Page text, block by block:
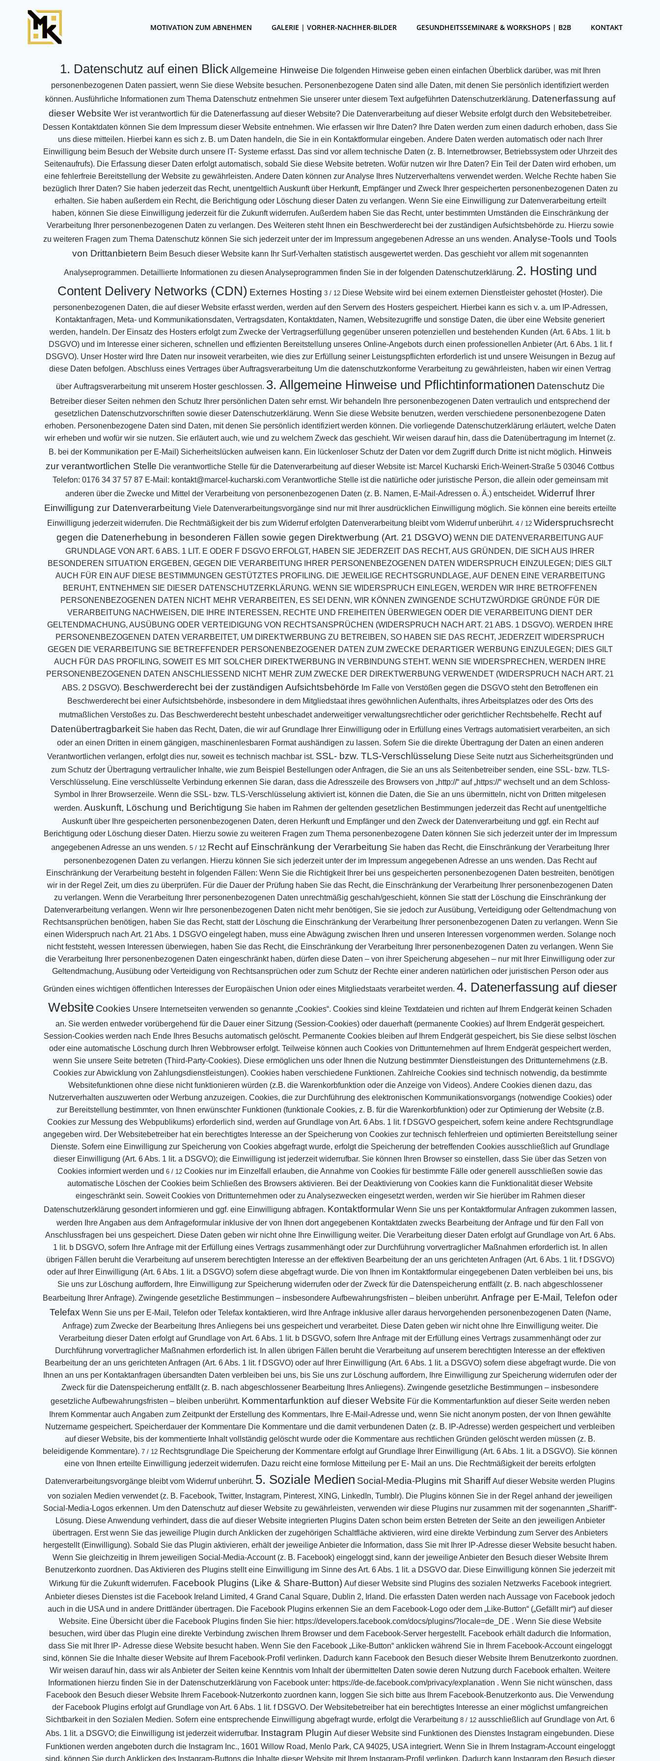
MOTIVATION ZUM ABNEHMEN GALERIE | VORHER-NACHHER-BILDER GESUNDHEITSSEMINARE & WORKSHOPS | B2B KONTAKT
1. Datenschutz auf einen Blick Allgemeine Hinweise Die folgenden Hinweise geben einen einfachen Überblick darüber, was mit Ihren
personenbezogenen Daten passiert, wenn Sie diese Website besuchen. Personenbezogene Daten sind alle Daten, mit denen Sie persönlich identifiziert werden
können. Ausführliche Informationen zum Thema Datenschutz entnehmen Sie unserer unter diesem Text aufgeführten Datenschutzerklärung. Datenerfassung auf
dieser Website Wer ist verantwortlich für die Datenerfassung auf dieser Website? Die Datenverarbeitung auf dieser Website erfolgt durch den Websitebetreiber.
Dessen Kontaktdaten können Sie dem Impressum dieser Website entnehmen. Wie erfassen wir Ihre Daten? Ihre Daten werden zum einen dadurch erhoben, dass Sie
uns diese mitteilen. Hierbei kann es sich z. B. um Daten handeln, die Sie in ein Kontaktformular eingeben. Andere Daten werden automatisch oder nach Ihrer
Einwilligung beim Besuch der Website durch unsere IT- Systeme erfasst. Das sind vor allem technische Daten (z. B. Internetbrowser, Betriebssystem oder Uhrzeit des
Seitenaufrufs). Die Erfassung dieser Daten erfolgt automatisch, sobald Sie diese Website betreten. Wofür nutzen wir Ihre Daten? Ein Teil der Daten wird erhoben, um
eine fehlerfreie Bereitstellung der Website zu gewährleisten. Andere Daten können zur Analyse Ihres Nutzerverhaltens verwendet werden. Welche Rechte haben Sie
bezüglich Ihrer Daten? Sie haben jederzeit das Recht, unentgeltlich Auskunft über Herkunft, Empfänger und Zweck Ihrer gespeicherten personenbezogenen Daten zu
erhalten. Sie haben außerdem ein Recht, die Berichtigung oder Löschung dieser Daten zu verlangen. Wenn Sie eine Einwilligung zur Datenverarbeitung erteilt
haben, können Sie diese Einwilligung jederzeit für die Zukunft widerrufen. Außerdem haben Sie das Recht, unter bestimmten Umständen die Einschränkung der
Verarbeitung Ihrer personenbezogenen Daten zu verlangen. Des Weiteren steht Ihnen ein Beschwerderecht bei der zuständigen Aufsichtsbehörde zu. Hierzu sowie
zu weiteren Fragen zum Thema Datenschutz können Sie sich jederzeit unter der im Impressum angegebenen Adresse an uns wenden. Analyse-Tools und Tools
von Drittanbietern Beim Besuch dieser Website kann Ihr Surf-Verhalten statistisch ausgewertet werden. Das geschieht vor allem mit sogenannten
Analyseprogrammen. Detaillierte Informationen zu diesen Analyseprogrammen finden Sie in der folgenden Datenschutzerklärung. 2. Hosting und
Content Delivery Networks (CDN) Externes Hosting 3 / 12 Diese Website wird bei einem externen Dienstleister gehostet (Hoster). Die
personenbezogenen Daten, die auf dieser Website erfasst werden, werden auf den Servern des Hosters gespeichert. Hierbei kann es sich v. a. um IP-Adressen,
Kontaktanfragen, Meta- und Kommunikationsdaten, Vertragsdaten, Kontaktdaten, Namen, Websitezugriffe und sonstige Daten, die über eine Website generiert
werden, handeln. Der Einsatz des Hosters erfolgt zum Zwecke der Vertragserfüllung gegenüber unseren potenziellen und bestehenden Kunden (Art. 6 Abs. 1 lit. b
DSGVO) und im Interesse einer sicheren, schnellen und effizienten Bereitstellung unseres Online-Angebots durch einen professionellen Anbieter (Art. 6 Abs. 1 lit. f
DSGVO). Unser Hoster wird Ihre Daten nur insoweit verarbeiten, wie dies zur Erfüllung seiner Leistungspflichten erforderlich ist und unsere Weisungen in Bezug auf
diese Daten befolgen. Abschluss eines Vertrages über Auftragsverarbeitung Um die datenschutzkonforme Verarbeitung zu gewährleisten, haben wir einen Vertrag
über Auftragsverarbeitung mit unserem Hoster geschlossen. 3. Allgemeine Hinweise und Pflichtinformationen Datenschutz Die
Betreiber dieser Seiten nehmen den Schutz Ihrer persönlichen Daten sehr ernst. Wir behandeln Ihre personenbezogenen Daten vertraulich und entsprechend der
gesetzlichen Datenschutzvorschriften sowie dieser Datenschutzerklärung. Wenn Sie diese Website benutzen, werden verschiedene personenbezogene Daten
erhoben. Personenbezogene Daten sind Daten, mit denen Sie persönlich identifiziert werden können. Die vorliegende Datenschutzerklärung erläutert, welche Daten
wir erheben und wofür wir sie nutzen. Sie erläutert auch, wie und zu welchem Zweck das geschieht. Wir weisen darauf hin, dass die Datenübertragung im Internet (z.
B. bei der Kommunikation per E-Mail) Sicherheitslücken aufweisen kann. Ein lückenloser Schutz der Daten vor dem Zugriff durch Dritte ist nicht möglich. Hinweis
zur verantwortlichen Stelle Die verantwortliche Stelle für die Datenverarbeitung auf dieser Website ist: Marcel Kucharski Erich-Weinert-Straße 5 03046 Cottbus
Telefon: 0176 34 37 57 87 E-Mail: kontakt@marcel-kucharski.com Verantwortliche Stelle ist die natürliche oder juristische Person, die allein oder gemeinsam mit
anderen über die Zwecke und Mittel der Verarbeitung von personenbezogenen Daten (z. B. Namen, E-Mail-Adressen o. Ä.) entscheidet. Widerruf Ihrer
Einwilligung zur Datenverarbeitung Viele Datenverarbeitungsvorgänge sind nur mit Ihrer ausdrücklichen Einwilligung möglich. Sie können eine bereits erteilte
Einwilligung jederzeit widerrufen. Die Rechtmäßigkeit der bis zum Widerruf erfolgten Datenverarbeitung bleibt vom Widerruf unberührt. 4 / 12 Widerspruchsrecht
gegen die Datenerhebung in besonderen Fällen sowie gegen Direktwerbung (Art. 21 DSGVO) WENN DIE DATENVERARBEITUNG AUF
GRUNDLAGE VON ART. 6 ABS. 1 LIT. E ODER F DSGVO ERFOLGT, HABEN SIE JEDERZEIT DAS RECHT, AUS GRÜNDEN, DIE SICH AUS IHRER
BESONDEREN SITUATION ERGEBEN, GEGEN DIE VERARBEITUNG IHRER PERSONENBEZOGENEN DATEN WIDERSPRUCH EINZULEGEN; DIES GILT
AUCH FÜR EIN AUF DIESE BESTIMMUNGEN GESTÜTZTES PROFILING. DIE JEWEILIGE RECHTSGRUNDLAGE, AUF DENEN EINE VERARBEITUNG
BERUHT, ENTNEHMEN SIE DIESER DATENSCHUTZERKLÄRUNG. WENN SIE WIDERSPRUCH EINLEGEN, WERDEN WIR IHRE BETROFFENEN
PERSONENBEZOGENEN DATEN NICHT MEHR VERARBEITEN, ES SEI DENN, WIR KÖNNEN ZWINGENDE SCHUTZWÜRDIGE GRÜNDE FÜR DIE
VERARBEITUNG NACHWEISEN, DIE IHRE INTERESSEN, RECHTE UND FREIHEITEN ÜBERWIEGEN ODER DIE VERARBEITUNG DIENT DER
GELTENDMACHUNG, AUSÜBUNG ODER VERTEIDIGUNG VON RECHTSANSPRÜCHEN (WIDERSPRUCH NACH ART. 21 ABS. 1 DSGVO). WERDEN IHRE
PERSONENBEZOGENEN DATEN VERARBEITET, UM DIREKTWERBUNG ZU BETREIBEN, SO HABEN SIE DAS RECHT, JEDERZEIT WIDERSPRUCH
GEGEN DIE VERARBEITUNG SIE BETREFFENDER PERSONENBEZOGENER DATEN ZUM ZWECKE DERARTIGER WERBUNG EINZULEGEN; DIES GILT
AUCH FÜR DAS PROFILING, SOWEIT ES MIT SOLCHER DIREKTWERBUNG IN VERBINDUNG STEHT. WENN SIE WIDERSPRECHEN, WERDEN IHRE
PERSONENBEZOGENEN DATEN ANSCHLIESSEND NICHT MEHR ZUM ZWECKE DER DIREKTWERBUNG VERWENDET (WIDERSPRUCH NACH ART. 21
ABS. 2 DSGVO). Beschwerderecht bei der zuständigen Aufsichtsbehörde Im Falle von Verstößen gegen die DSGVO steht den Betroffenen ein
Beschwerderecht bei einer Aufsichtsbehörde, insbesondere in dem Mitgliedstaat ihres gewöhnlichen Aufenthalts, ihres Arbeitsplatzes oder des Orts des
mutmaßlichen Verstoßes zu. Das Beschwerderecht besteht unbeschadet anderweitiger verwaltungsrechtlicher oder gerichtlicher Rechtsbehelfe. Recht auf
Datenübertragbarkeit Sie haben das Recht, Daten, die wir auf Grundlage Ihrer Einwilligung oder in Erfüllung eines Vertrags automatisiert verarbeiten, an sich
oder an einen Dritten in einem gängigen, maschinenlesbaren Format aushändigen zu lassen. Sofern Sie die direkte Übertragung der Daten an einen anderen
Verantwortlichen verlangen, erfolgt dies nur, soweit es technisch machbar ist. SSL- bzw. TLS-Verschlüsselung Diese Seite nutzt aus Sicherheitsgründen und
zum Schutz der Übertragung vertraulicher Inhalte, wie zum Beispiel Bestellungen oder Anfragen, die Sie an uns als Seitenbetreiber senden, eine SSL- bzw. TLS-
Verschlüsselung. Eine verschlüsselte Verbindung erkennen Sie daran, dass die Adresszeile des Browsers von „http://“ auf „https://“ wechselt und an dem Schloss-
Symbol in Ihrer Browserzeile. Wenn die SSL- bzw. TLS-Verschlüsselung aktiviert ist, können die Daten, die Sie an uns übermitteln, nicht von Dritten mitgelesen
werden. Auskunft, Löschung und Berichtigung Sie haben im Rahmen der geltenden gesetzlichen Bestimmungen jederzeit das Recht auf unentgeltliche
Auskunft über Ihre gespeicherten personenbezogenen Daten, deren Herkunft und Empfänger und den Zweck der Datenverarbeitung und ggf. ein Recht auf
Berichtigung oder Löschung dieser Daten. Hierzu sowie zu weiteren Fragen zum Thema personenbezogene Daten können Sie sich jederzeit unter der im Impressum
angegebenen Adresse an uns wenden. 5 / 12 Recht auf Einschränkung der Verarbeitung Sie haben das Recht, die Einschränkung der Verarbeitung Ihrer
personenbezogenen Daten zu verlangen. Hierzu können Sie sich jederzeit unter der im Impressum angegebenen Adresse an uns wenden. Das Recht auf
Einschränkung der Verarbeitung besteht in folgenden Fällen: Wenn Sie die Richtigkeit Ihrer bei uns gespeicherten personenbezogenen Daten bestreiten, benötigen
wir in der Regel Zeit, um dies zu überprüfen. Für die Dauer der Prüfung haben Sie das Recht, die Einschränkung der Verarbeitung Ihrer personenbezogenen Daten
zu verlangen. Wenn die Verarbeitung Ihrer personenbezogenen Daten unrechtmäßig geschah/geschieht, können Sie statt der Löschung die Einschränkung der
Datenverarbeitung verlangen. Wenn wir Ihre personenbezogenen Daten nicht mehr benötigen, Sie sie jedoch zur Ausübung, Verteidigung oder Geltendmachung von
Rechtsansprüchen benötigen, haben Sie das Recht, statt der Löschung die Einschränkung der Verarbeitung Ihrer personenbezogenen Daten zu verlangen. Wenn Sie
einen Widerspruch nach Art. 21 Abs. 1 DSGVO eingelegt haben, muss eine Abwägung zwischen Ihren und unseren Interessen vorgenommen werden. Solange noch
nicht feststeht, wessen Interessen überwiegen, haben Sie das Recht, die Einschränkung der Verarbeitung Ihrer personenbezogenen Daten zu verlangen. Wenn Sie
die Verarbeitung Ihrer personenbezogenen Daten eingeschränkt haben, dürfen diese Daten – von ihrer Speicherung abgesehen – nur mit Ihrer Einwilligung oder zur
Geltendmachung, Ausübung oder Verteidigung von Rechtsansprüchen oder zum Schutz der Rechte einer anderen natürlichen oder juristischen Person oder aus
Gründen eines wichtigen öffentlichen Interesses der Europäischen Union oder eines Mitgliedstaats verarbeitet werden. 4. Datenerfassung auf dieser
Website Cookies Unsere Internetseiten verwenden so genannte „Cookies“. Cookies sind kleine Textdateien und richten auf Ihrem Endgerät keinen Schaden
an. Sie werden entweder vorübergehend für die Dauer einer Sitzung (Session-Cookies) oder dauerhaft (permanente Cookies) auf Ihrem Endgerät gespeichert.
Session-Cookies werden nach Ende Ihres Besuchs automatisch gelöscht. Permanente Cookies bleiben auf Ihrem Endgerät gespeichert, bis Sie diese selbst löschen
oder eine automatische Löschung durch Ihren Webbrowser erfolgt. Teilweise können auch Cookies von Drittunternehmen auf Ihrem Endgerät gespeichert werden,
wenn Sie unsere Seite betreten (Third-Party-Cookies). Diese ermöglichen uns oder Ihnen die Nutzung bestimmter Dienstleistungen des Drittunternehmens (z.B.
Cookies zur Abwicklung von Zahlungsdienstleistungen). Cookies haben verschiedene Funktionen. Zahlreiche Cookies sind technisch notwendig, da bestimmte
Websitefunktionen ohne diese nicht funktionieren würden (z.B. die Warenkorbfunktion oder die Anzeige von Videos). Andere Cookies dienen dazu, das
Nutzerverhalten auszuwerten oder Werbung anzuzeigen. Cookies, die zur Durchführung des elektronischen Kommunikationsvorgangs (notwendige Cookies) oder
zur Bereitstellung bestimmter, von Ihnen erwünschter Funktionen (funktionale Cookies, z. B. für die Warenkorbfunktion) oder zur Optimierung der Website (z.B.
Cookies zur Messung des Webpublikums) erforderlich sind, werden auf Grundlage von Art. 6 Abs. 1 lit. f DSGVO gespeichert, sofern keine andere Rechtsgrundlage
angegeben wird. Der Websitebetreiber hat ein berechtigtes Interesse an der Speicherung von Cookies zur technisch fehlerfreien und optimierten Bereitstellung seiner
Dienste. Sofern eine Einwilligung zur Speicherung von Cookies abgefragt wurde, erfolgt die Speicherung der betreffenden Cookies ausschließlich auf Grundlage
dieser Einwilligung (Art. 6 Abs. 1 lit. a DSGVO); die Einwilligung ist jederzeit widerrufbar. Sie können Ihren Browser so einstellen, dass Sie über das Setzen von
Cookies informiert werden und 6 / 12 Cookies nur im Einzelfall erlauben, die Annahme von Cookies für bestimmte Fälle oder generell ausschließen sowie das
automatische Löschen der Cookies beim Schließen des Browsers aktivieren. Bei der Deaktivierung von Cookies kann die Funktionalität dieser Website
eingeschränkt sein. Soweit Cookies von Drittunternehmen oder zu Analysezwecken eingesetzt werden, werden wir Sie hierüber im Rahmen dieser
Datenschutzerklärung gesondert informieren und ggf. eine Einwilligung abfragen. Kontaktformular Wenn Sie uns per Kontaktformular Anfragen zukommen lassen,
werden Ihre Angaben aus dem Anfrageformular inklusive der von Ihnen dort angegebenen Kontaktdaten zwecks Bearbeitung der Anfrage und für den Fall von
Anschlussfragen bei uns gespeichert. Diese Daten geben wir nicht ohne Ihre Einwilligung weiter. Die Verarbeitung dieser Daten erfolgt auf Grundlage von Art. 6 Abs.
1 lit. b DSGVO, sofern Ihre Anfrage mit der Erfüllung eines Vertrags zusammenhängt oder zur Durchführung vorvertraglicher Maßnahmen erforderlich ist. In allen
übrigen Fällen beruht die Verarbeitung auf unserem berechtigten Interesse an der effektiven Bearbeitung der an uns gerichteten Anfragen (Art. 6 Abs. 1 lit. f DSGVO)
oder auf Ihrer Einwilligung (Art. 6 Abs. 1 lit. a DSGVO) sofern diese abgefragt wurde. Die von Ihnen im Kontaktformular eingegebenen Daten verbleiben bei uns, bis
Sie uns zur Löschung auffordern, Ihre Einwilligung zur Speicherung widerrufen oder der Zweck für die Datenspeicherung entfällt (z. B. nach abgeschlossener
Bearbeitung Ihrer Anfrage). Zwingende gesetzliche Bestimmungen – insbesondere Aufbewahrungsfristen – bleiben unberührt. Anfrage per E-Mail, Telefon oder
Telefax Wenn Sie uns per E-Mail, Telefon oder Telefax kontaktieren, wird Ihre Anfrage inklusive aller daraus hervorgehenden personenbezogenen Daten (Name,
Anfrage) zum Zwecke der Bearbeitung Ihres Anliegens bei uns gespeichert und verarbeitet. Diese Daten geben wir nicht ohne Ihre Einwilligung weiter. Die
Verarbeitung dieser Daten erfolgt auf Grundlage von Art. 6 Abs. 1 lit. b DSGVO, sofern Ihre Anfrage mit der Erfüllung eines Vertrags zusammenhängt oder zur
Durchführung vorvertraglicher Maßnahmen erforderlich ist. In allen übrigen Fällen beruht die Verarbeitung auf unserem berechtigten Interesse an der effektiven
Bearbeitung der an uns gerichteten Anfragen (Art. 6 Abs. 1 lit. f DSGVO) oder auf Ihrer Einwilligung (Art. 6 Abs. 1 lit. a DSGVO) sofern diese abgefragt wurde. Die von
Ihnen an uns per Kontaktanfragen übersandten Daten verbleiben bei uns, bis Sie uns zur Löschung auffordern, Ihre Einwilligung zur Speicherung widerrufen oder der
Zweck für die Datenspeicherung entfällt (z. B. nach abgeschlossener Bearbeitung Ihres Anliegens). Zwingende gesetzliche Bestimmungen – insbesondere
gesetzliche Aufbewahrungsfristen – bleiben unberührt. Kommentarfunktion auf dieser Website Für die Kommentarfunktion auf dieser Seite werden neben
Ihrem Kommentar auch Angaben zum Zeitpunkt der Erstellung des Kommentars, Ihre E-Mail-Adresse und, wenn Sie nicht anonym posten, der von Ihnen gewählte
Nutzername gespeichert. Speicherdauer der Kommentare Die Kommentare und die damit verbundenen Daten (z. B. IP-Adresse) werden gespeichert und verbleiben
auf dieser Website, bis der kommentierte Inhalt vollständig gelöscht wurde oder die Kommentare aus rechtlichen Gründen gelöscht werden müssen (z. B.
beleidigende Kommentare). 7 / 12 Rechtsgrundlage Die Speicherung der Kommentare erfolgt auf Grundlage Ihrer Einwilligung (Art. 6 Abs. 1 lit. a DSGVO). Sie können
eine von Ihnen erteilte Einwilligung jederzeit widerrufen. Dazu reicht eine formlose Mitteilung per E- Mail an uns. Die Rechtmäßigkeit der bereits erfolgten
Datenverarbeitungsvorgänge bleibt vom Widerruf unberührt. 5. Soziale Medien Social-Media-Plugins mit Shariff Auf dieser Website werden Plugins
von sozialen Medien verwendet (z. B. Facebook, Twitter, Instagram, Pinterest, XING, LinkedIn, Tumblr). Die Plugins können Sie in der Regel anhand der jeweiligen
Social-Media-Logos erkennen. Um den Datenschutz auf dieser Website zu gewährleisten, verwenden wir diese Plugins nur zusammen mit der sogenannten „Shariff“-
Lösung. Diese Anwendung verhindert, dass die auf dieser Website integrierten Plugins Daten schon beim ersten Betreten der Seite an den jeweiligen Anbieter
übertragen. Erst wenn Sie das jeweilige Plugin durch Anklicken der zugehörigen Schaltfläche aktivieren, wird eine direkte Verbindung zum Server des Anbieters
hergestellt (Einwilligung). Sobald Sie das Plugin aktivieren, erhält der jeweilige Anbieter die Information, dass Sie mit Ihrer IP-Adresse dieser Website besucht haben.
Wenn Sie gleichzeitig in Ihrem jeweiligen Social-Media-Account (z. B. Facebook) eingeloggt sind, kann der jeweilige Anbieter den Besuch dieser Website Ihrem
Benutzerkonto zuordnen. Das Aktivieren des Plugins stellt eine Einwilligung im Sinne des Art. 6 Abs. 1 lit. a DSGVO dar. Diese Einwilligung können Sie jederzeit mit
Wirkung für die Zukunft widerrufen. Facebook Plugins (Like & Share-Button) Auf dieser Website sind Plugins des sozialen Netzwerks Facebook integriert.
Anbieter dieses Dienstes ist die Facebook Ireland Limited, 4 Grand Canal Square, Dublin 2, Irland. Die erfassten Daten werden nach Aussage von Facebook jedoch
auch in die USA und in andere Drittländer übertragen. Die Facebook Plugins erkennen Sie an dem Facebook-Logo oder dem „Like-Button“ („Gefällt mir“) auf dieser
Website. Eine Übersicht über die Facebook Plugins finden Sie hier: https://developers.facebook.com/docs/plugins/?locale=de_DE . Wenn Sie diese Website
besuchen, wird über das Plugin eine direkte Verbindung zwischen Ihrem Browser und dem Facebook-Server hergestellt. Facebook erhält dadurch die Information,
dass Sie mit Ihrer IP- Adresse diese Website besucht haben. Wenn Sie den Facebook „Like-Button“ anklicken während Sie in Ihrem Facebook-Account eingeloggt
sind, können Sie die Inhalte dieser Website auf Ihrem Facebook-Profil verlinken. Dadurch kann Facebook den Besuch dieser Website Ihrem Benutzerkonto zuordnen.
Wir weisen darauf hin, dass wir als Anbieter der Seiten keine Kenntnis vom Inhalt der übermittelten Daten sowie deren Nutzung durch Facebook erhalten. Weitere
Informationen hierzu finden Sie in der Datenschutzerklärung von Facebook unter: https://de-de.facebook.com/privacy/explanation . Wenn Sie nicht wünschen, dass
Facebook den Besuch dieser Website Ihrem Facebook-Nutzerkonto zuordnen kann, loggen Sie sich bitte aus Ihrem Facebook-Benutzerkonto aus. Die Verwendung
der Facebook Plugins erfolgt auf Grundlage von Art. 6 Abs. 1 lit. f DSGVO. Der Websitebetreiber hat ein berechtigtes Interesse an einer möglichst umfangreichen
Sichtbarkeit in den Sozialen Medien. Sofern eine entsprechende Einwilligung abgefragt wurde, erfolgt die Verarbeitung 8 / 12 ausschließlich auf Grundlage von Art. 6
Abs. 1 lit. a DSGVO; die Einwilligung ist jederzeit widerrufbar. Instagram Plugin Auf dieser Website sind Funktionen des Dienstes Instagram eingebunden. Diese
Funktionen werden angeboten durch die Instagram Inc., 1601 Willow Road, Menlo Park, CA 94025, USA integriert. Wenn Sie in Ihrem Instagram-Account eingeloggt
sind, können Sie durch Anklicken des Instagram-Buttons die Inhalte dieser Website mit Ihrem Instagram-Profil verlinken. Dadurch kann Instagram den Besuch dieser